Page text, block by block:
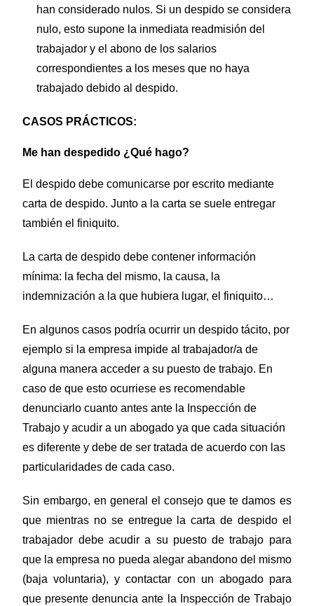
han considerado nulos. Si un despido se considera
nulo, esto supone la inmediata readmisión del
trabajador y el abono de los salarios
correspondientes a los meses que no haya
trabajado debido al despido.
CASOS PRÁCTICOS:
Me han despedido ¿Qué hago?
El despido debe comunicarse por escrito mediante
carta de despido. Junto a la carta se suele entregar
también el finiquito.
La carta de despido debe contener información
mínima: la fecha del mismo, la causa, la
indemnización a la que hubiera lugar, el finiquito…
En algunos casos podría ocurrir un despido tácito, por
ejemplo si la empresa impide al trabajador/a de
alguna manera acceder a su puesto de trabajo. En
caso de que esto ocurriese es recomendable
denunciarlo cuanto antes ante la Inspección de
Trabajo y acudir a un abogado ya que cada situación
es diferente y debe de ser tratada de acuerdo con las
particularidades de cada caso.
Sin embargo, en general el consejo que te damos es
que mientras no se entregue la carta de despido el
trabajador debe acudir a su puesto de trabajo para
que la empresa no pueda alegar abandono del mismo
(baja voluntaria), y contactar con un abogado para
que presente denuncia ante la Inspección de Trabajo